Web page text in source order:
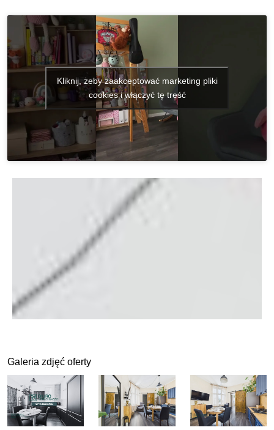
Kliknij, żeby zaakceptować marketing pliki
cookies i włączyć tę treść
Galeria zdjęć oferty